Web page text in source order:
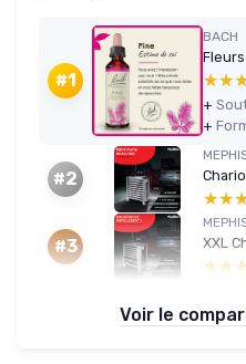
#1
BACH
+
+
#2
#3
Voir le